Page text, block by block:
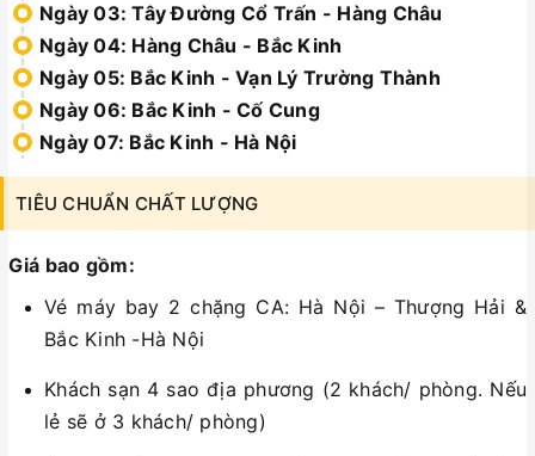
Ngày 03: Tây Đường Cổ Trấn - Hàng Châu
Ngày 04: Hàng Châu - Bắc Kinh
Ngày 05: Bắc Kinh - Vạn Lý Trường Thành
Ngày 06: Bắc Kinh - Cố Cung
Ngày 07: Bắc Kinh - Hà Nội
TIÊU CHUẨN CHẤT LƯỢNG
Giá bao gồm:
Vé máy bay 2 chặng CA: Hà Nội – Thượng Hải &
Bắc Kinh -Hà Nội
Khách sạn 4 sao địa phương (2 khách/ phòng. Nếu
lẻ sẽ ở 3 khách/ phòng)